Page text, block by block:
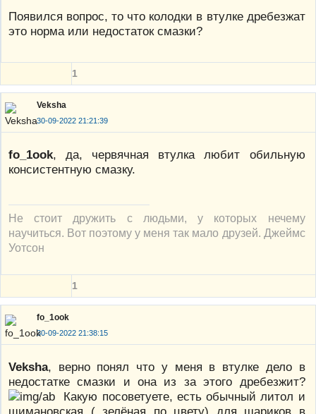
Появился вопрос, то что колодки в втулке дребезжат
это норма или недостаток смазки?
1
Veksha
30-09-2022 21:21:39
fo_1ook, да, червячная втулка любит обильную
консистентную смазку.
Не стоит дружить с людьми, у которых нечему
научиться. Вот поэтому у меня так мало друзей. Джеймс
Уотсон
1
fo_1ook
30-09-2022 21:38:15
Veksha, верно понял что у меня в втулке дело в
недостатке смазки и она из за этого дребезжит?
Какую посоветуете, есть обычный литол и